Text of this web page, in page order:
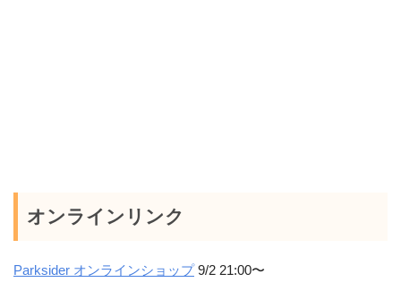
オンラインリンク
Parksider オンラインショップ9/2 21:00〜